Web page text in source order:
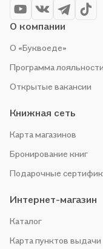
О компании
О «Буквоеде»
Программа лояльности
Открытые вакансии
Книжная сеть
Карта магазинов
Бронирование книг
Подарочные
Интернет-магазин
Каталог
Карта пунктов выдачи